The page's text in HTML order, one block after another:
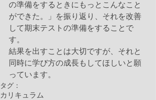
の準備をするときにもっとこんなこと
ができた。」を振り返り、それを改善
して期末テストの準備をすることで
す。
結果を出すことは大切ですが、それと
同時に学び方の成長もしてほしいと願
っています。
タグ：
カリキュラム